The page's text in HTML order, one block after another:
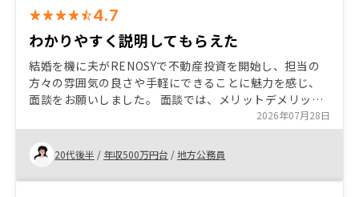
4.7
わかりやすく説明してもらえた
結婚を機に夫がRENOSYで不動産投資を開始し、担当の
方々の雰囲気の良さや手軽にできることに魅力を感じ、
面談をお願いしました。 面談では、メリットデメリット
だけでなく不安点についてもしっかり説明していただい
たことで安心して私も不動産投資を開始することにしま
した。
2026年07月28日
20代後半 / 年収500万円台 /地方公務員